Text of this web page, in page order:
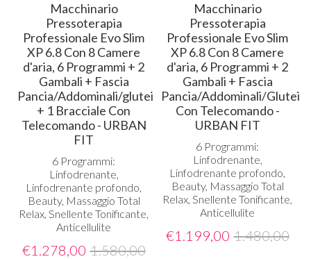
Macchinario
Pressoterapia
Professionale Evo Slim
XP 6.8 Con 8 Camere
d'aria, 6 Programmi + 2
Gambali + Fascia
Pancia/Addominali/glutei
+ 1 Bracciale Con
Telecomando - URBAN
FIT
6 Programmi:
Linfodrenante,
Linfodrenante profondo,
Beauty, Massaggio Total
Relax, Snellente Tonificante,
Anticellulite
€1.278,00 1.580,00
Macchinario
Pressoterapia
Professionale Evo Slim
XP 6.8 Con 8 Camere
d'aria, 6 Programmi + 2
Gambali + Fascia
Pancia/Addominali/Glutei
Con Telecomando -
URBAN FIT
6 Programmi:
Linfodrenante,
Linfodrenante profondo,
Beauty, Massaggio Total
Relax, Snellente Tonificante,
Anticellulite
€1.199,00 1.480,00